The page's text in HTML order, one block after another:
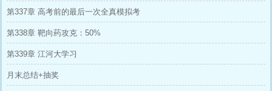
第337章 高考前的最后一次全真模拟考
第338章 靶向药攻克：50%
第339章 江河大学习
月末总结+抽奖